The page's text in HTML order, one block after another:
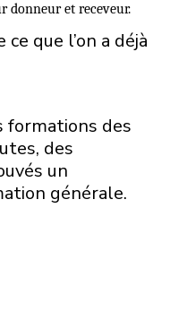
donneur et receveur.
que l’on a déjà
formations des
des
un
générale.